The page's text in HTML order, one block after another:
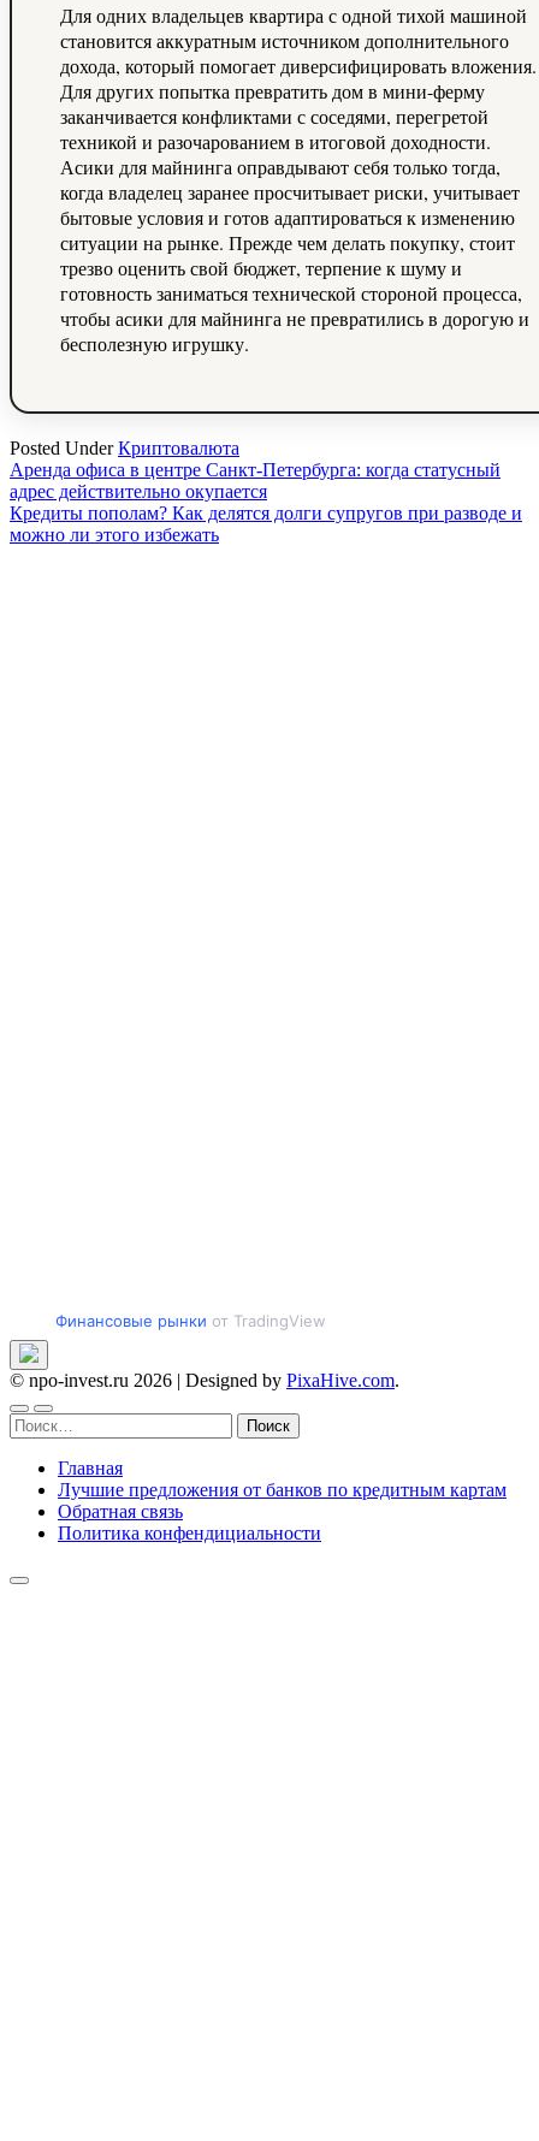
Для одних владельцев квартира с одной тихой машиной
становится аккуратным источником дополнительного
дохода, который помогает диверсифицировать вложения.
Для других попытка превратить дом в мини-ферму
заканчивается конфликтами с соседями, перегретой
техникой и разочарованием в итоговой доходности.
Асики для майнинга оправдывают себя только тогда,
когда владелец заранее просчитывает риски, учитывает
бытовые условия и готов адаптироваться к изменению
ситуации на рынке. Прежде чем делать покупку, стоит
трезво оценить свой бюджет, терпение к шуму и
готовность заниматься технической стороной процесса,
чтобы асики для майнинга не превратились в дорогую и
бесполезную игрушку.
Posted UnderКриптовалюта
Навигация
по
записям
Аренда офиса в центре Санкт‑Петербурга: когда статусный
адрес действительно окупается
Кредиты пополам? Как делятся долги супругов при разводе и
можно ли этого избежать
Финансовые рынки от TradingView
© npo-invest.ru 2026 | Designed by PixaHive.com.
Найти:
Главная
Лучшие предложения от банков по кредитным картам
Обратная связь
Политика конфендициальности